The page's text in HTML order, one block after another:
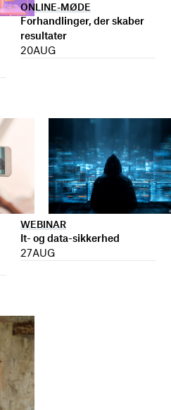
ONLINE-MØDE
Forhandlinger, der skaber
resultater
20AUG
WEBINAR
It- og data-sikkerhed
27AUG